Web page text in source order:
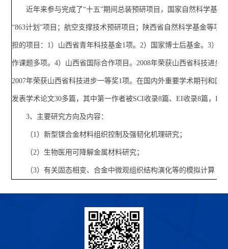
近年来参与完成了“十五”期间总装预研项目，国家自然科学基金
“863计划”项目；航空支撑技术预研项目；陕西省自然科学基金等项
担的项目：1）山西省青年科技基金1项。2）国家博士后基金。3）高
作课题多项。4）山西省国际合作项目。2008年荣获山西省科技进步
2007年荣获山西省科技进步一等奖1项。在国内外重要学术期刊和国
发表学术论文30多篇，其中第一作者被SCI收录8篇、EI收录8篇，
3、主要研究方向及内容：
（1）新型镁合金材料组织控制及强韧化机理研究；
（2）生物医用可降解金属材料研究；
（3）有关固态相变、合金中微观组织结构演化等的模拟计算